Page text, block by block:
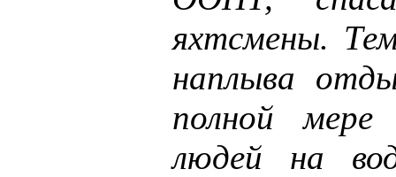
яхтсмены.
наплыва
полной мере
людей на